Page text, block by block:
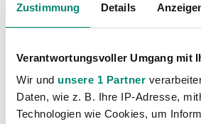
Zustimmung Details
Verantwortungsvoller Umgang mit
Wir und unsere 1 Partner
Daten, wie z. B. Ihre IP-Adresse,
Technologien wie Cookies, um
Akademie
Allgemeine News
Damen
Junge Wikinger Ried
Nachwuchs